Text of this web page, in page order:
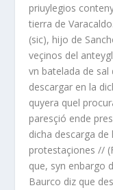
priuylegios
tierra de
(sic), hijo de
veçinos del
vn batelada de sal
descargar en la
quyera quel
paresçió ende
dicha descarga
protestaçiones //
que, syn enbargo
Baurco diz que